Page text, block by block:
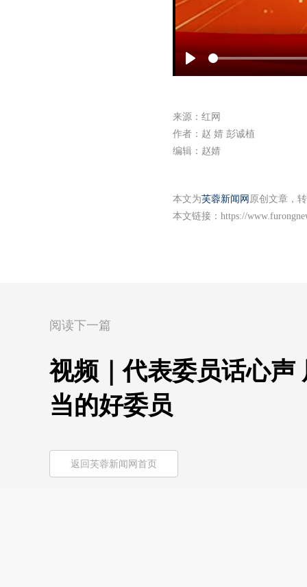
Play
来源：红网
作者：赵 婧 彭诚植
编辑：赵婧
本文为芙蓉新闻网 原创文章，
本文链接： https://
阅读下一篇
视频｜代表委员话心声
当的好委员
返回芙蓉新闻网首页